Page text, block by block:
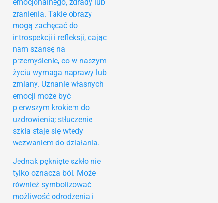
emocjonalnego, zdrady lub
zranienia. Takie obrazy
mogą zachęcać do
introspekcji i refleksji, dając
nam szansę na
przemyślenie, co w naszym
życiu wymaga naprawy lub
zmiany. Uznanie własnych
emocji może być
pierwszym krokiem do
uzdrowienia; stłuczenie
szkła staje się wtedy
wezwaniem do działania.
Jednak pęknięte szkło nie
tylko oznacza ból. Może
również symbolizować
możliwość odrodzenia i